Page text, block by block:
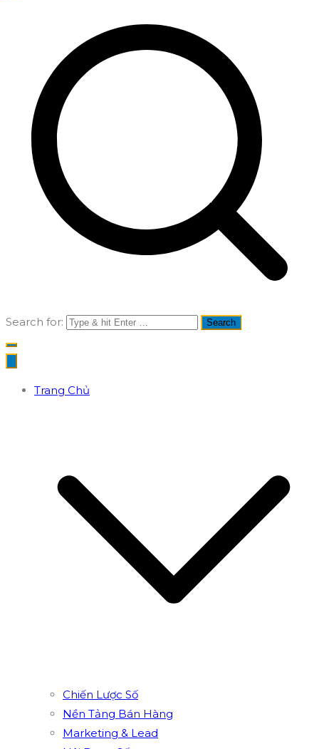
Search for:
Trang Chủ
Chiến Lược Số
Nền Tảng Bán Hàng
Marketing & Lead